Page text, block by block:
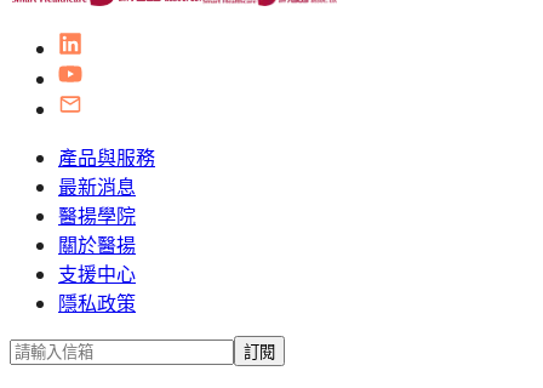
產品與服務
最新消息
醫揚學院
關於醫揚
支援中心
隱私政策
訂閱